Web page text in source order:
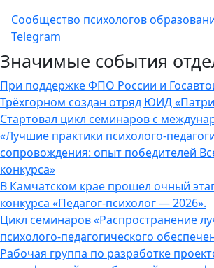
Сообщество психологов
Telegram
Значимые события
При поддержке ФПО России и
Трёхгорном создан отряд ЮИД
Стартовал цикл семинаров с
«Лучшие практики психолого-
сопровождения: опыт победителей
конкурса»
В Камчатском крае прошел очный
конкурса «Педагог-психолог — 2026».
Цикл семинаров «Распространение
психолого-педагогического
Рабочая группа по разработке